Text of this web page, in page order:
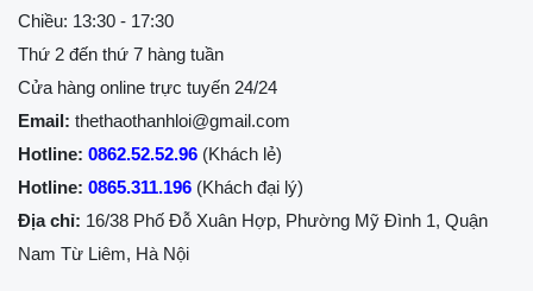
Chiều: 13:30 - 17:30
Thứ 2 đến thứ 7 hàng tuần
Cửa hàng online trực tuyến 24/24
Email: thethaothanhloi@gmail.com
Hotline: 0862.52.52.96 (Khách lẻ)
Hotline: 0865.311.196 (Khách đại lý)
Địa chỉ: 16/38 Phố Đỗ Xuân Hợp, Phường Mỹ Đình 1, Quận
Nam Từ Liêm, Hà Nội